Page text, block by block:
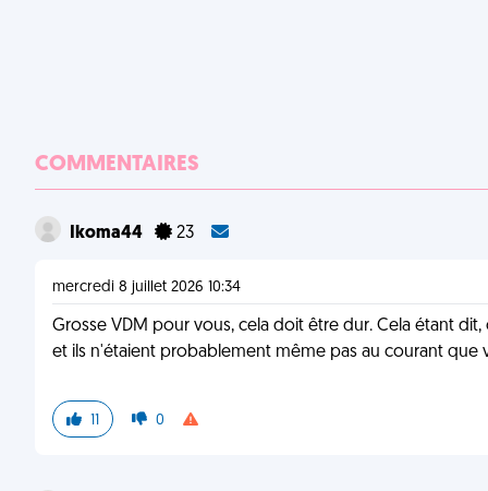
COMMENTAIRES
Ikoma44 23
mercredi 8 juillet 2026 10:34
Grosse VDM pour vous, cela doit être dur. Cela étant
et ils n'étaient probablement même pas au courant que
11 0